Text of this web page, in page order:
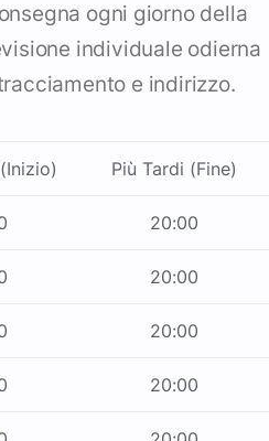
ogni giorno della
individuale odierna
e indirizzo.
Più Tardi (Fine)
20:00
20:00
20:00
20:00